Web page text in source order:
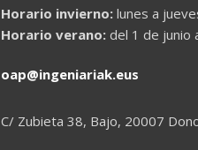
Horario invierno:lunes a
Horario verano:del 1 de junio
oap@ingeniariak.eus
C/ Zubieta 38, Bajo, 20007